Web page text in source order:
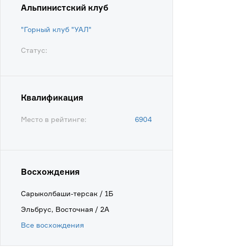
Альпинистский клуб
"Горный клуб "УАЛ"
Статус:
Квалификация
Место в рейтинге: 6904
Восхождения
Сарыколбаши-терсак / 1Б
Эльбрус, Восточная / 2А
Все восхождения